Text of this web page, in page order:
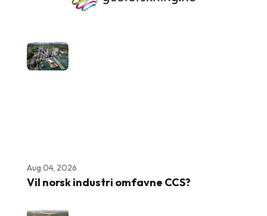
Aug 04, 2026
Vil norsk industri omfavne CCS?